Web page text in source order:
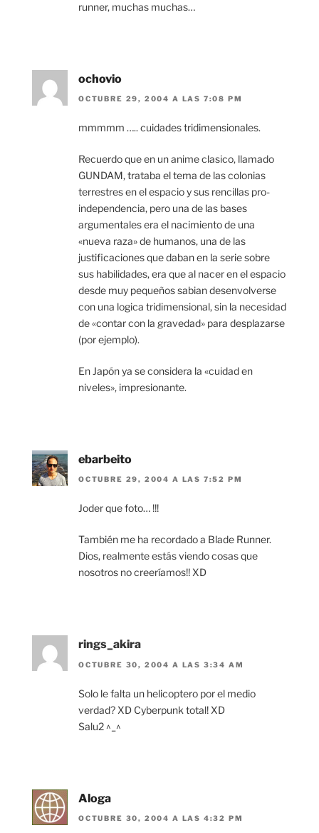
runner, muchas muchas…
ochovio
OCTUBRE 29, 2004 A LAS 7:08 PM
mmmmm ….. cuidades tridimensionales.
Recuerdo que en un anime clasico, llamado
GUNDAM, trataba el tema de las colonias
terrestres en el espacio y sus rencillas pro-
independencia, pero una de las bases
argumentales era el nacimiento de una
«nueva raza» de humanos, una de las
justificaciones que daban en la serie sobre
sus habilidades, era que al nacer en el espacio
desde muy pequeños sabian desenvolverse
con una logica tridimensional, sin la necesidad
de «contar con la gravedad» para desplazarse
(por ejemplo).
En Japón ya se considera la «cuidad en
niveles», impresionante.
ebarbeito
OCTUBRE 29, 2004 A LAS 7:52 PM
Joder que foto… !!!
También me ha recordado a Blade Runner.
Dios, realmente estás viendo cosas que
nosotros no creeríamos!! XD
rings_akira
OCTUBRE 30, 2004 A LAS 3:34 AM
Solo le falta un helicoptero por el medio
verdad? XD Cyberpunk total! XD
Salu2 ^_^
Aloga
OCTUBRE 30, 2004 A LAS 4:32 PM